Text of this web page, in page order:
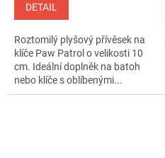
DETAIL
Roztomilý plyšový přívěsek na
klíče Paw Patrol o velikosti 10
cm. Ideální doplněk na batoh
nebo klíče s oblíbenými...